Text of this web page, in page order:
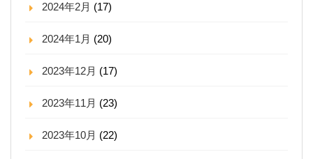
2024年2月 (17)
2024年1月 (20)
2023年12月 (17)
2023年11月 (23)
2023年10月 (22)